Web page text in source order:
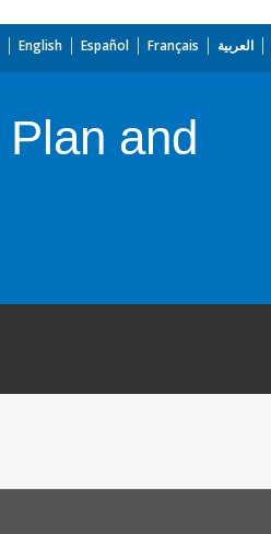
English Español Français العربية
and